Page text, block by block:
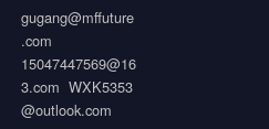
gugang@mffuture
.com
15047447569@16
3.com WXK5353
@outlook.com